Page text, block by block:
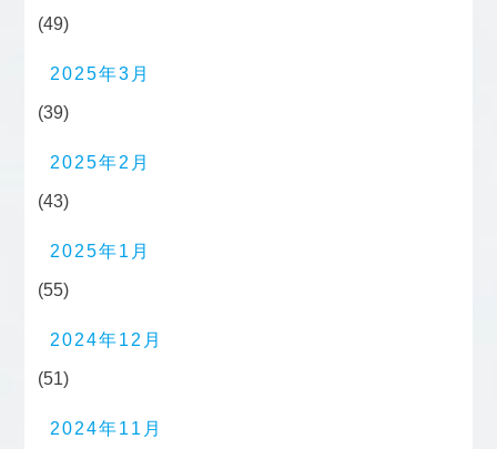
(49)
2025年3月
(39)
2025年2月
(43)
2025年1月
(55)
2024年12月
(51)
2024年11月